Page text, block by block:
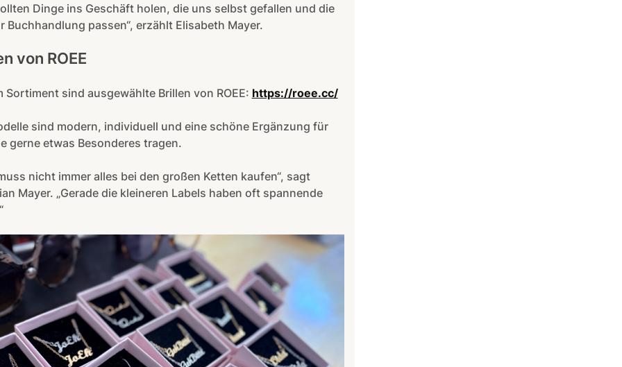
Dinge ins Geschäft holen, die uns selbst gefallen und die
Buchhandlung passen“, erzählt Elisabeth Mayer.
von ROEE
Sortiment sind ausgewählte Brillen von ROEE: https://roee.cc/
sind modern, individuell und eine schöne Ergänzung für
gerne etwas Besonderes tragen.
nicht immer alles bei den großen Ketten kaufen“, sagt
Mayer. „Gerade die kleineren Labels haben oft spannende